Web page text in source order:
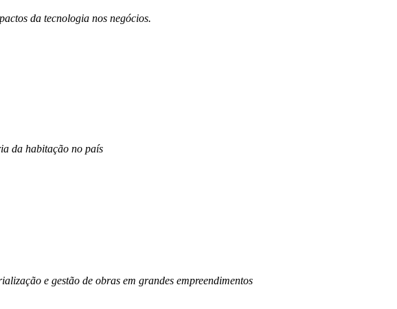
da tecnologia nos negócios.
da habitação no país
e gestão de obras em grandes empreendimentos